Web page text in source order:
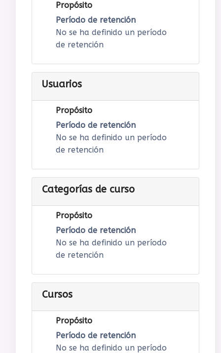
Propósito
Período de retención
No se ha definido un período
de retención
Usuarios
Propósito
Período de retención
No se ha definido un período
de retención
Categorías de curso
Propósito
Período de retención
No se ha definido un período
de retención
Cursos
Propósito
Período de retención
No se ha definido un período